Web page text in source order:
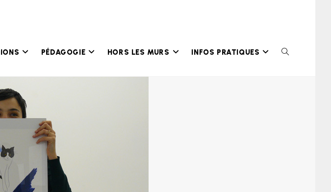
PÉDAGOGIE HORS LES MURS INFOS PRATIQUES TOGGLE